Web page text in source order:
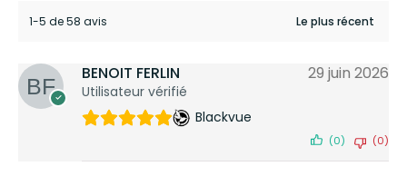
1-5 de 58 avis
BENOIT FERLIN
Utilisateur vérifié
29 juin 2026
Blackvue
(0) (0)